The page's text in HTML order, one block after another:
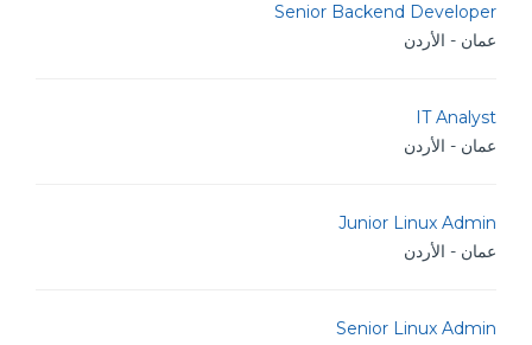
Senior Backend Developer
عمان - الأردن
IT Analyst
عمان - الأردن
Junior Linux Admin
عمان - الأردن
Senior Linux Admin